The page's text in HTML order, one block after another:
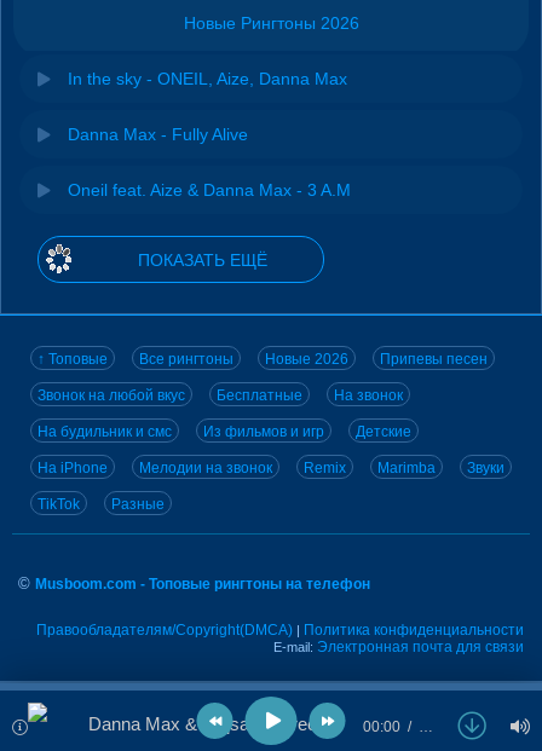
Новые Рингтоны 2026
In the sky - ONEIL, Aize, Danna Max
Danna Max - Fully Alive
Oneil feat. Aize & Danna Max - 3 A.M
ПОКАЗАТЬ ЕЩЁ
↑ Топовые Все рингтоны Новые 2026 Припевы песен
Звонок на любой вкус Бесплатные На звонок
На будильник и смс Из фильмов и игр Детские
На iPhone Мелодии на звонок Remix Marimba Звуки
TikTok Разные
© Musboom.com - Топовые рингтоны на телефон
Правообладателям/Copyright(DMCA) | Политика конфиденциальности
E-mail: Электронная почта для связи
Danna Max & Toqsary - Freedom 00:00 …